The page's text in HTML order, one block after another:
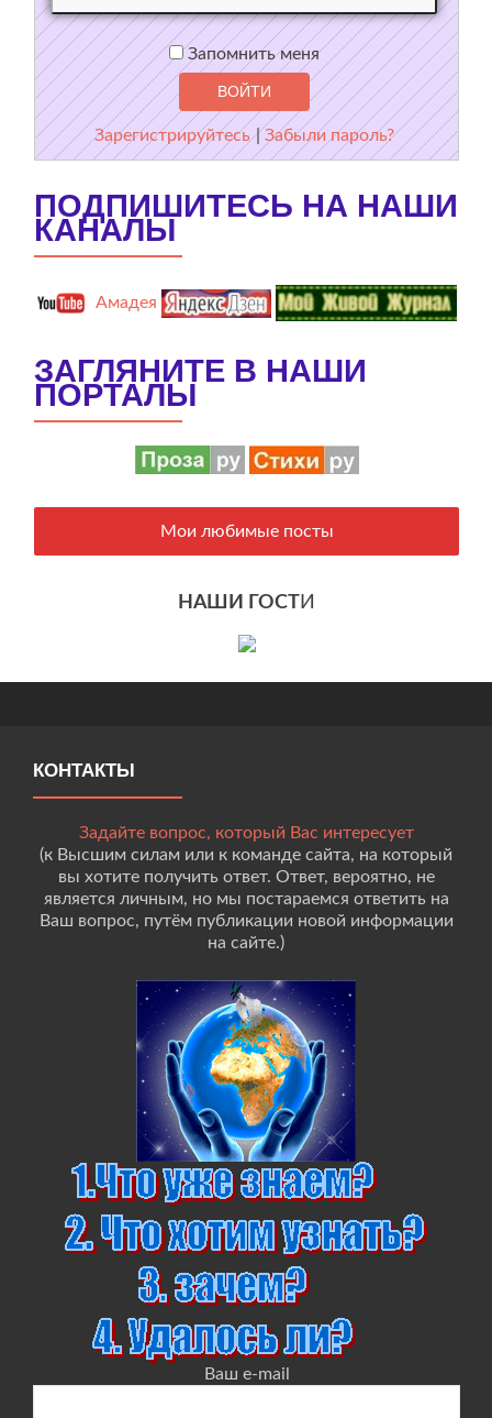
Запомнить меня
Зарегистрируйтесь |Забыли пароль?
ПОДПИШИТЕСЬ НА НАШИ
КАНАЛЫ
Амадея
ЗАГЛЯНИТЕ В НАШИ
ПОРТАЛЫ
Мои любимые посты
НАШИ ГОСТИ
КОНТАКТЫ
Задайте вопрос, который Вас интересует
(к Высшим силам или к команде сайта, на который
вы хотите получить ответ. Ответ, вероятно, не
является личным, но мы постараемся ответить на
Ваш вопрос, путём публикации новой информации
на сайте.)
Ваш e-mail